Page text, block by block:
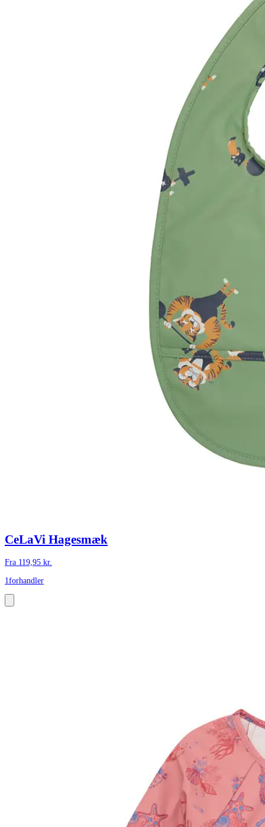
CeLaVi Hagesmæk
Fra 119,95 kr.
1forhandler